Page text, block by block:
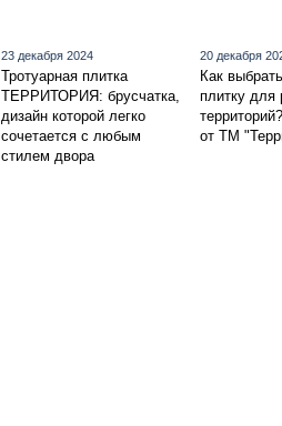
23 декабря 2024
Тротуарная плитка
ТЕРРИТОРИЯ: брусчатка,
дизайн которой легко
сочетается с любым
стилем двора
20 декабря
Как
плитку для
от ТМ